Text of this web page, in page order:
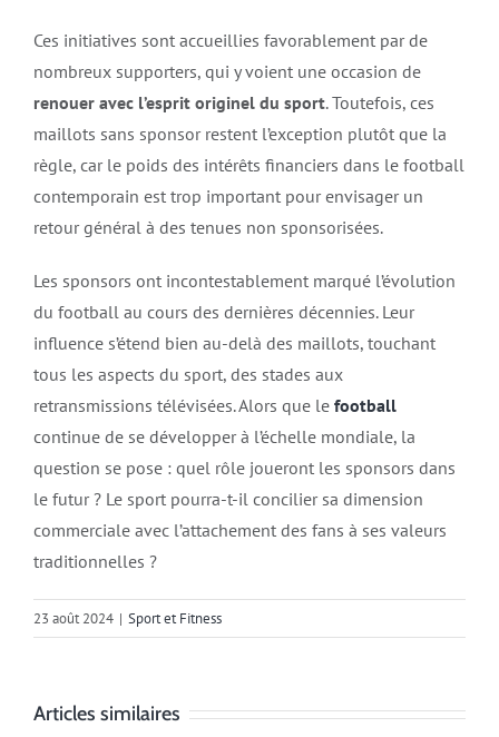
Ces initiatives sont accueillies favorablement par de
nombreux supporters, qui y voient une occasion de
renouer avec l’esprit originel du sport. Toutefois, ces
maillots sans sponsor restent l’exception plutôt que la
règle, car le poids des intérêts financiers dans le football
contemporain est trop important pour envisager un
retour général à des tenues non sponsorisées.
Les sponsors ont incontestablement marqué l’évolution
du football au cours des dernières décennies. Leur
influence s’étend bien au-delà des maillots, touchant
tous les aspects du sport, des stades aux
retransmissions télévisées. Alors que le football
continue de se développer à l’échelle mondiale, la
question se pose : quel rôle joueront les sponsors dans
le futur ? Le sport pourra-t-il concilier sa dimension
commerciale avec l’attachement des fans à ses valeurs
traditionnelles ?
23 août 2024 | Sport et Fitness
Articles similaires